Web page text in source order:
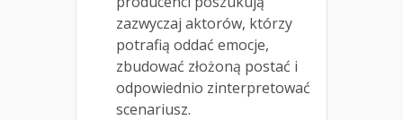
zazwyczaj aktorów, którzy
potrafią oddać emocje,
zbudować złożoną postać i
odpowiednio zinterpretować
scenariusz.